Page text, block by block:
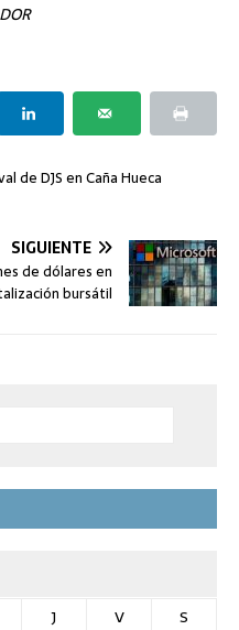
de DJS en Caña Hueca
SIGUIENTE
de dólares en
bursátil
J V
S